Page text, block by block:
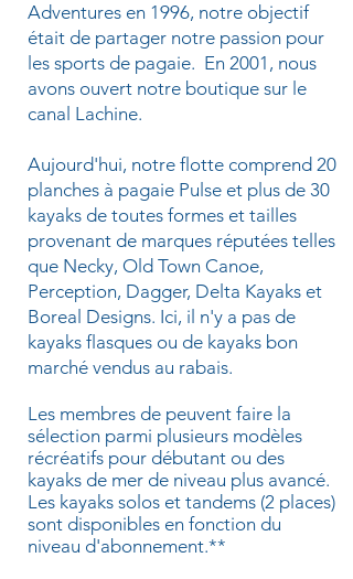
Adventures en 1996, notre objectif
était de partager notre passion pour
les sports de pagaie. En 2001, nous
avons ouvert notre boutique sur le
canal Lachine.
Aujourd'hui, notre flotte comprend 20
planches à pagaie Pulse et plus de 30
kayaks de toutes formes et tailles
provenant de marques réputées telles
que Necky, Old Town Canoe,
Perception, Dagger, Delta Kayaks et
Boreal Designs. Ici, il n'y a pas de
kayaks flasques ou de kayaks bon
marché vendus au rabais.
Les membres de peuvent faire la
sélection parmi plusieurs modèles
récréatifs pour débutant ou des
kayaks de mer de niveau plus avancé.
Les kayaks solos et tandems (2 places)
sont disponibles en fonction du
niveau d'abonnement.**